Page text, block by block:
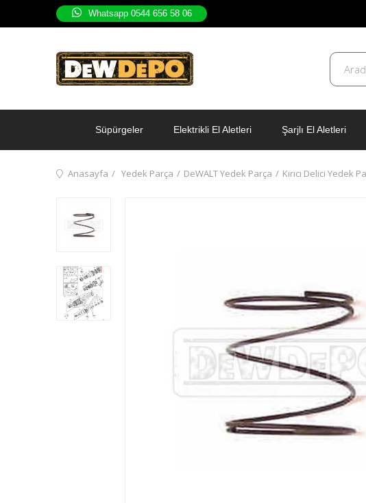
Whatsapp 0544 656 58 06
Süpürgeler Elektrikli El Aletleri Şarjlı El Aletleri
Anasayfa Yedek Parça DeWALT Yedek Parça Kırıcı Delici Yedek